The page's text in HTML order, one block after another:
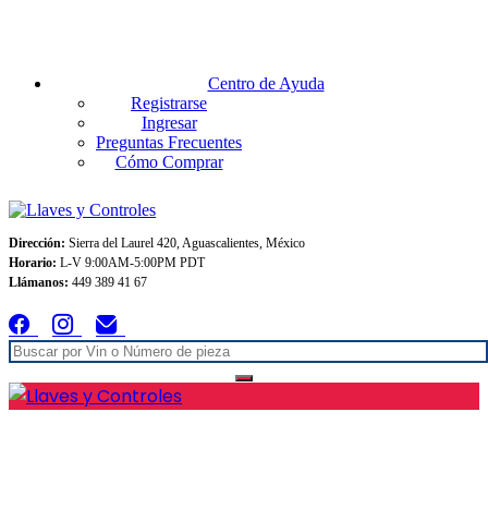
Centro de Ayuda
Registrarse
Ingresar
Preguntas Frecuentes
Cómo Comprar
Dirección: Sierra del Laurel 420, Aguascalientes, México
Horario: L-V 9:00AM-5:00PM PDT
Llámanos: 449 389 41 67